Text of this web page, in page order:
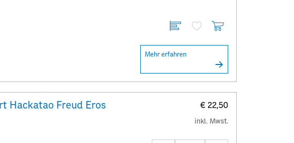
Mehr erfahren
Hackatao Freud Eros € 22,50
inkl. Mwst.